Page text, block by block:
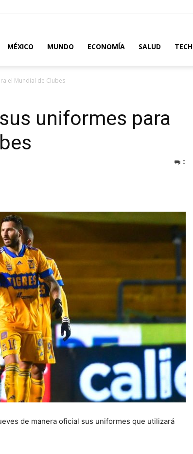
MÉXICO MUNDO ECONOMÍA SALUD TECH
el Mundial de Clubes
uniformes para
0
de manera oficial sus uniformes que utilizará